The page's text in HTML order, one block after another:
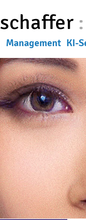
:
Management KI-
News